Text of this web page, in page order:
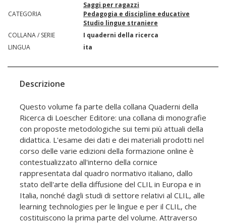
CATEGORIA
Saggi per ragazzi
Pedagogia e discipline educative
Studio lingue straniere
COLLANA / SERIE
I quaderni della ricerca
LINGUA
ita
Descrizione
Questo volume fa parte della collana Quaderni della
Ricerca di Loescher Editore: una collana di monografie
con proposte metodologiche sui temi più attuali della
didattica. L'esame dei dati e dei materiali prodotti nel
corso delle varie edizioni della formazione online è
contestualizzato all'interno della cornice
rappresentata dal quadro normativo italiano, dallo
stato dell'arte della diffusione del CLIL in Europa e in
Italia, nonché dagli studi di settore relativi al CLIL, alle
learning technologies per le lingue e per il CLIL, che
costituiscono la prima parte del volume. Attraverso